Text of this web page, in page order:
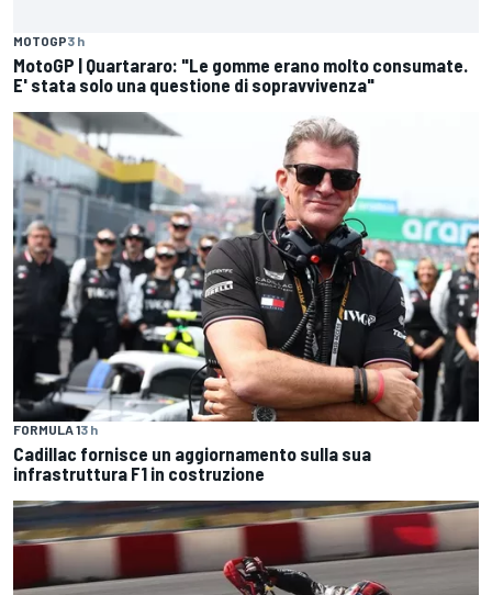
MOTOGP3 h
MotoGP | Quartararo: "Le gomme erano molto consumate.
E' stata solo una questione di sopravvivenza"
FORMULA 13 h
Cadillac fornisce un aggiornamento sulla sua
infrastruttura F1 in costruzione